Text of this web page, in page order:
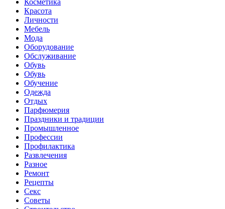
Красота
Личности
Мебель
Мода
Оборудование
Обслуживание
Обувь
Обувь
Обучение
Одежда
Отдых
Парфюмерия
Праздники и традиции
Промышленное
Профессии
Профилактика
Развлечения
Разное
Ремонт
Рецепты
Секс
Советы